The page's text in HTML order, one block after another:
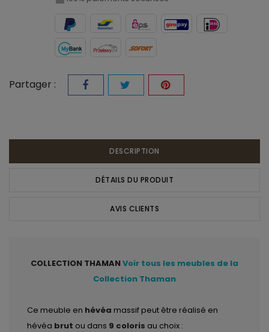
Partager :
DESCRIPTION
DÉTAILS DU PRODUIT
AVIS CLIENTS
COLLECTION THAMANVoir tous les meubles de la
Collection Thaman
Ce meuble en hévéa massif peut être réalisé en
hévéa brut ou dans 9 coloris au choix :